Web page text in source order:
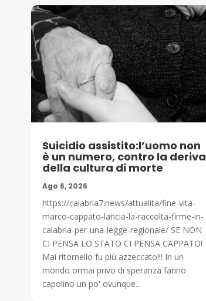
Suicidio assistito:l’uomo non
è un numero, contro la deriva
della cultura di morte
Ago 6, 2026
https://calabria7.news/attualita/fine-vita-
marco-cappato-lancia-la-raccolta-firme-in-
calabria-per-una-legge-regionale/ SE NON
CI PENSA LO STATO CI PENSA CAPPATO!
Mai ritornello fu più azzeccato!!! In un
mondo ormai privo di speranza fanno
capolino un po' ovunque...